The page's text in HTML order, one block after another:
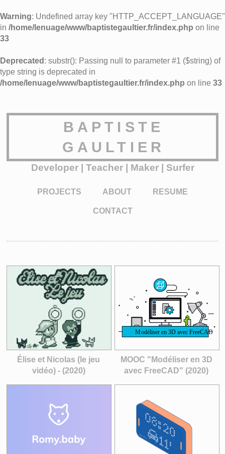
Warning: Undefined array key "HTTP_ACCEPT_LANGUAGE"
in /home/lenuage/www/baptistegaultier.fr/index.php on line
33
Deprecated : substr(): Passing null to parameter #1 ($string) of
type string is deprecated in
/home/lenuage/www/baptistegaultier.fr/index.php on line 33
BAPTISTE
GAULTIER
Developer | Teacher | Maker | Surfer
PROJECTS ABOUT RESUME
CONTACT
Élise et Nicolas (le jeu
vidéo) - (2020)
MOOC "Modéliser en 3D
avec FreeCAD" (2020)